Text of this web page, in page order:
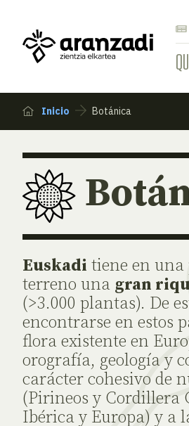
Inicio Botánica
Euskadi tiene en una
terreno una gran
(>3.000 plantas). De
encontrarse en estos
flora existente en
orografía, geología y
carácter cohesivo de
(Pirineos y Cordillera
Ibérica y Europa) y a